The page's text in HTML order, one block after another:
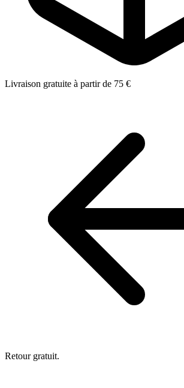
Livraison gratuite à partir de 75 €
Retour gratuit.